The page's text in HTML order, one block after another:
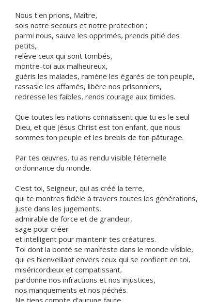
Nous t'en prions, Maître,
sois notre secours et notre protection ;
parmi nous, sauve les opprimés, prends pitié des
petits,
relève ceux qui sont tombés,
montre-toi aux malheureux,
guéris les malades, ramène les égarés de ton peuple,
rassasie les affamés, libère nos prisonniers,
redresse les faibles, rends courage aux timides.
Que toutes les nations connaissent que tu es le seul
Dieu, et que Jésus Christ est ton enfant, que nous
sommes ton peuple et les brebis de ton pâturage.
Par tes œuvres, tu as rendu visible l'éternelle
ordonnance du monde.
C'est toi, Seigneur, qui as créé la terre,
qui te montres fidèle à travers toutes les générations,
juste dans les jugements,
admirable de force et de grandeur,
sage pour créer
et intelligent pour maintenir tes créatures.
Toi dont la bonté se manifeste dans le monde visible,
qui es bienveillant envers ceux qui se confient en toi,
miséricordieux et compatissant,
pardonne nos infractions et nos injustices,
nos manquements et nos péchés.
Ne tiens compte d'aucune faute